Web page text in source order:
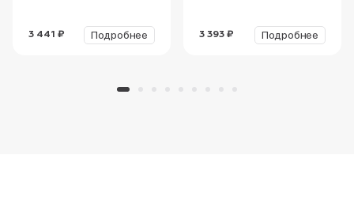
3 441 ₽ Подробнее 3 393 ₽ Подробнее